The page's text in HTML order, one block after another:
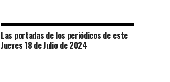
Las portadas de los periódicos de este
Jueves 18 de Julio de 2024